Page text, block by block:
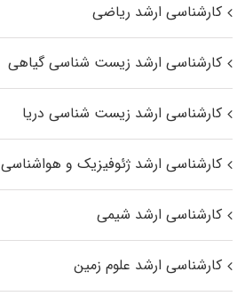
کارشناسی ارشد ریاضی
کارشناسی ارشد زیست‌ شناسی گیاهی
کارشناسی ارشد زیست‌ شناسی دریا
کارشناسی ارشد ژئوفیزیک و هواشناسی
کارشناسی ارشد شیمی
کارشناسی ارشد علوم زمین